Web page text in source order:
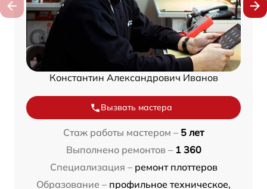
Константин Александрович Иванов
Вызвать мастера
Стаж работы мастером – 5 лет
Выполнено ремонтов – 1 360
Специализация – ремонт плоттеров
Образование – профильное техническое,